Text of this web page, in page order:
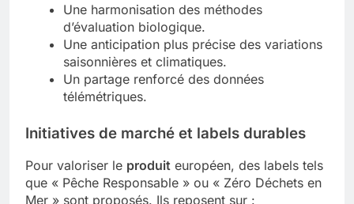
Une harmonisation des méthodes
d’évaluation biologique.
Une anticipation plus précise des variations
saisonnières et climatiques.
Un partage renforcé des données
télémétriques.
Initiatives de marché et labels durables
Pour valoriser le produit européen, des labels tels
que « Pêche Responsable » ou « Zéro Déchets en
Mer » sont proposés. Ils reposent sur :